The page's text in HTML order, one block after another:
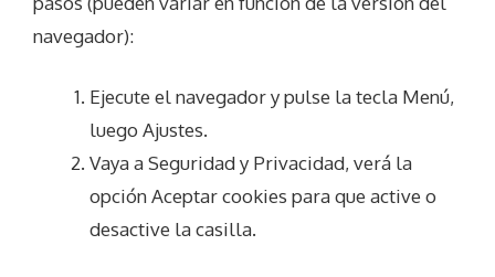
navegador):
Ejecute el navegador y pulse la tecla Menú,
luego Ajustes.
Vaya a Seguridad y Privacidad, verá la
opción Aceptar cookies para que active o
desactive la casilla.